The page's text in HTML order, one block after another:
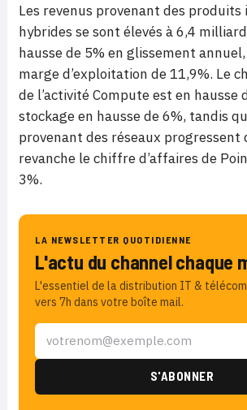
Les revenus provenant des
hybrides se sont élevés à 6,4
hausse de 5% en glissement
marge d’exploitation de 11,9%. Le
de l’activité Compute est en hausse
stockage en hausse de 6%, tandis
provenant des réseaux progressent
revanche le chiffre d’affaires de
3%.
LA NEWSLETTER QUOTIDIENNE
L'actu du channel chaque
L'essentiel de la distribution IT &
vers 7h dans votre boîte mail.